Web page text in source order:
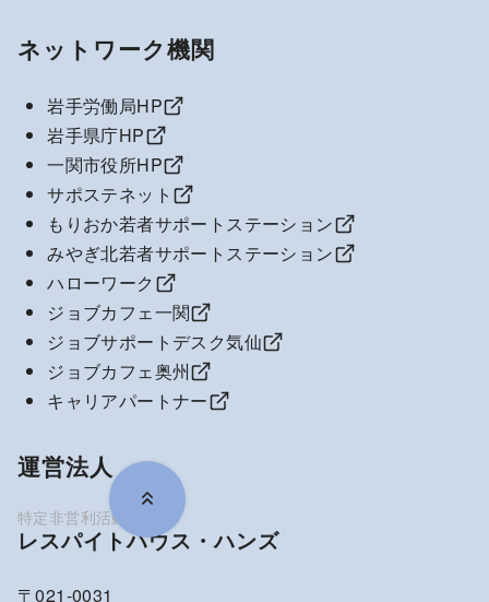
ネットワーク機関
岩手労働局HP
岩手県庁HP
一関市役所HP
サポステネット
もりおか若者サポートステーション
みやぎ北若者サポートステーション
ハローワーク
ジョブカフェ一関
ジョブサポートデスク気仙
ジョブカフェ奥州
キャリアパートナー
運営法人
レスパイトハウス・ハンズ
〒021-0031